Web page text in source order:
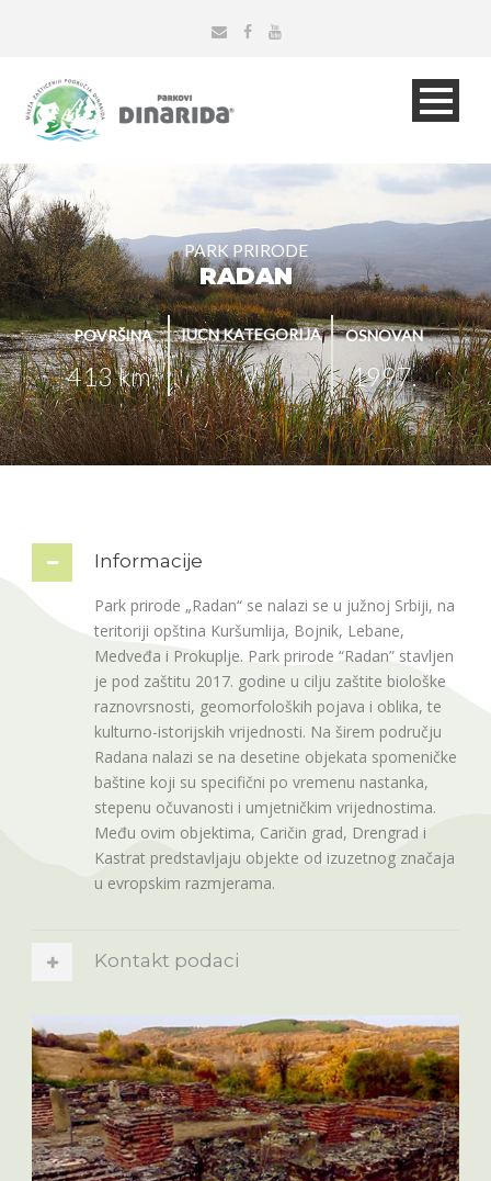
IUCN KATEGORIJA
POVRŠINA
413 km2 V 1997.
OSNOVAN
RADAN
PARK PRIRODE
Informacije
Park prirode „Radan“ se nalazi se u južnoj Srbiji, na
teritoriji opština Kuršumlija, Bojnik, Lebane,
Medveđa i Prokuplje. Park prirode “Radan” stavljen
je pod zaštitu 2017. godine u cilju zaštite biološke
raznovrsnosti, geomorfoloških pojava i oblika, te
kulturno-istorijskih vrijednosti. Na širem području
Radana nalazi se na desetine objekata spomeničke
baštine koji su specifični po vremenu nastanka,
stepenu očuvanosti i umjetničkim vrijednostima.
Među ovim objektima, Caričin grad, Drengrad i
Kastrat predstavljaju objekte od izuzetnog značaja
u evropskim razmjerama.
Kontakt podaci